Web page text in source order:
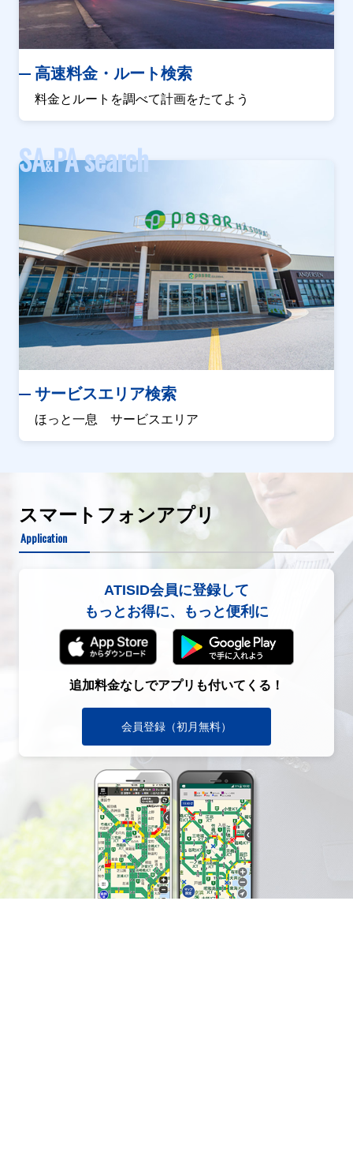
高速料金・ルート検索
料金とルートを調べて計画をたてよう
SA&PA search
サービスエリア検索
ほっと一息 サービスエリア
スマートフォンアプリ
Application
ATISID会員に登録して
もっとお得に、もっと便利に
追加料金なしでアプリも付いてくる！
会員登録（初月無料）